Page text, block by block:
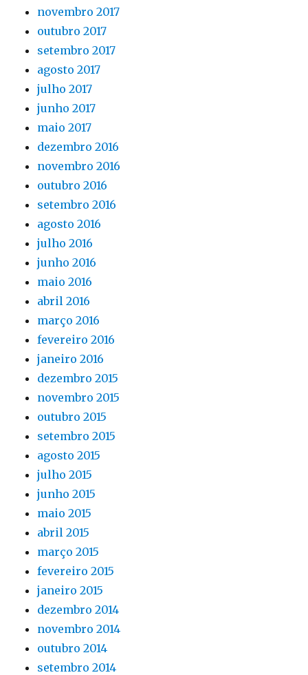
novembro 2017
outubro 2017
setembro 2017
agosto 2017
julho 2017
junho 2017
maio 2017
dezembro 2016
novembro 2016
outubro 2016
setembro 2016
agosto 2016
julho 2016
junho 2016
maio 2016
abril 2016
março 2016
fevereiro 2016
janeiro 2016
dezembro 2015
novembro 2015
outubro 2015
setembro 2015
agosto 2015
julho 2015
junho 2015
maio 2015
abril 2015
março 2015
fevereiro 2015
janeiro 2015
dezembro 2014
novembro 2014
outubro 2014
setembro 2014